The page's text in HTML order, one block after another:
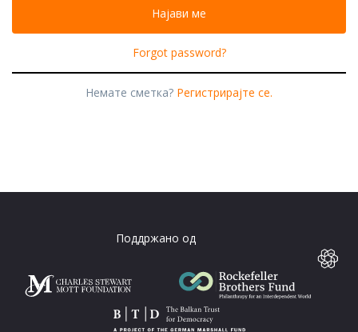
Forgot password?
Немате сметка? Регистрирајте се.
Поддржано од